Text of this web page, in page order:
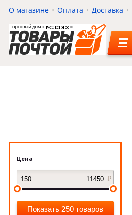
О магазине Оплата Доставка
Цена
Показать 250 товаров